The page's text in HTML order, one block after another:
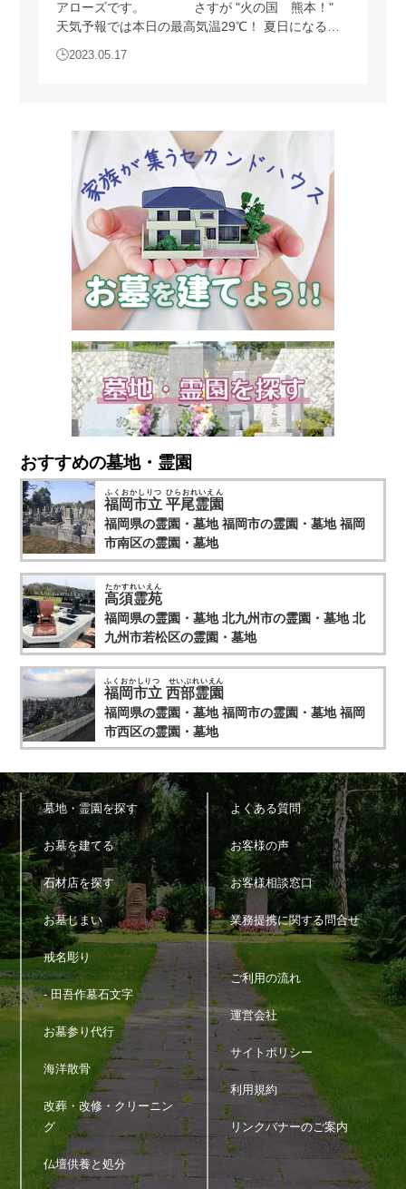
もしくは、それと合理的な関連性のある範囲内で、業務の遂
行上必要な限りにおいて利用します。
6.個人情報の管理
当サイトは、個人情報の正確性および最新性を保ち、安全に
管理するとともに個人情報の紛失・改ざん・漏えいなどを防
止するため、必要かつ適正な情報セキュリティー対策を実現
します。
7.個人情報の開示・訂正・利用停止・消去
当サイトは、本人が個人情報について、開示・訂正・利用停
止・消去などを求める権利を有していることを認識し、お客
様相談窓口を設置して、これらの要求ある場合には、法令に
したがって速やかに対応します。
上記に関するお問い合わせ、ご相談はお客様窓口のお問い合
わせフォームをご利用の上ご連絡ください。
その際、お問い合わせ内容欄に個人情報に関する問い合わせ
であることを明記（開示・訂正・利用停止・消去など具体的
アローズです。 さすが "火の国 熊本！"
天気予報では本日の最高気温29℃！ 夏日になる予
報です。 事務所の中で人がたくさん居ると、体
感的には30℃を超えていますね。 私の子供たち
外出していたみたいです。 しかし、玄関のドアが
開いて、いつもより早い帰宅かと思いきや・・・玄
関で嘔吐。 5月の中旬というのに、既に夏日の
様な体感になってます！ 暑さに慣れ…
2023.05.17
おすすめの墓地・霊園
福岡市立 平尾霊園
ふくおかしりつ ひらおれいえん
福岡県の霊園・墓地 福岡市の霊園・墓地 福岡
市南区の霊園・墓地
高須霊苑
たかすれいえん
福岡県の霊園・墓地 北九州市の霊園・墓地 北
九州市若松区の霊園・墓地
福岡市立 西部霊園
ふくおかしりつ せいぶれいえん
福岡県の霊園・墓地 福岡市の霊園・墓地 福岡
市西区の霊園・墓地
墓地・霊園を探す
お墓を建てる
石材店を探す
お墓じまい
戒名彫り
- 田吾作墓石文字
お墓参り代行
海洋散骨
改葬・改修・クリーニン
グ
仏壇供養と処分
よくある質問
お客様の声
お客様相談窓口
業務提携に関する問合せ
ご利用の流れ
運営会社
サイトポリシー
利用規約
リンクバナーのご案内